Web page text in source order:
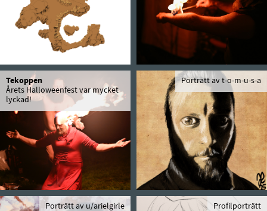
Tekoppen
Årets Halloweenfest var mycket
lyckad!
Porträtt av t-o-m-u-s-a
Porträtt av u/arielgirle Profilporträtt